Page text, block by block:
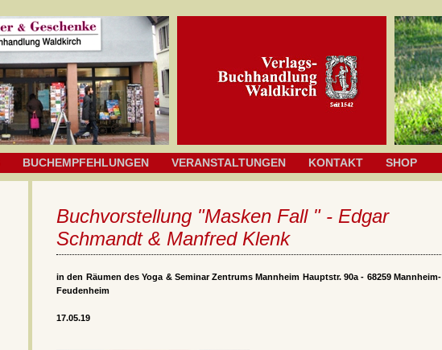
BUCHEMPFEHLUNGEN VERANSTALTUNGEN KONTAKT SHOP
Buchvorstellung "Masken Fall " - Edgar
Schmandt & Manfred Klenk
in den Räumen des Yoga & Seminar Zentrums Mannheim Hauptstr. 90a - 68259 Mannheim-
Feudenheim
17.05.19